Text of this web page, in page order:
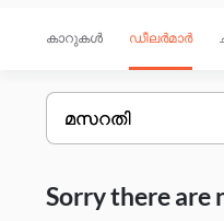
കാറുകൾ ഡീലർമാർ
Sorry there are